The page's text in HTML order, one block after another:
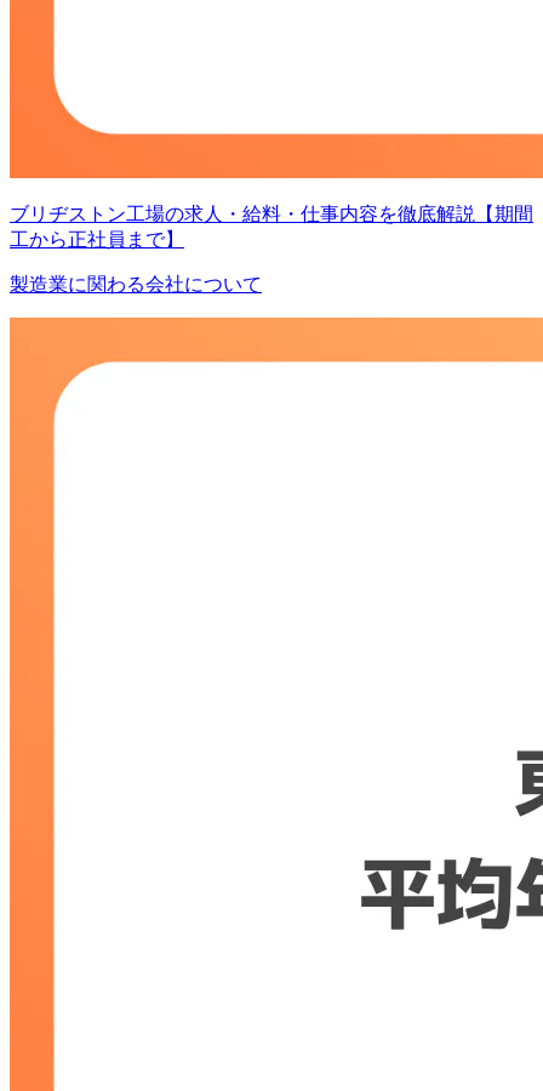
ブリヂストン工場の求人・給料・仕事内容を徹底解説【期間
工から正社員まで】
製造業に関わる会社について